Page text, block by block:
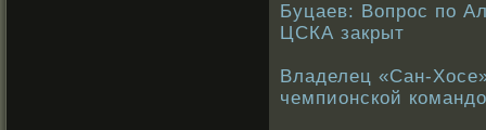
Буцаев: Вопрос по
ЦСКА закрыт
Владелец «Сан-
чемпионской